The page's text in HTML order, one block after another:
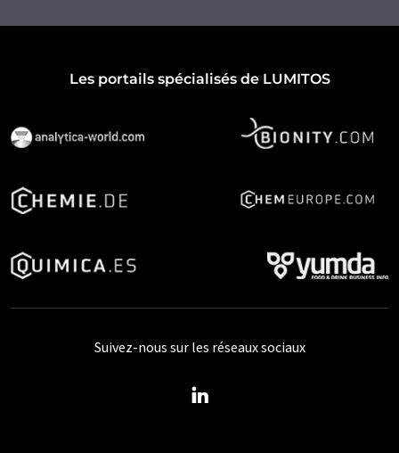
Les portails spécialisés de LUMITOS
Suivez-nous sur les réseaux sociaux